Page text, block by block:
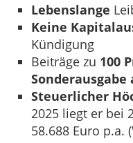
Lebenslange
Keine
Kündigung
Beiträge zu 100
Sonderausgabe
Steuerlicher
2025 liegt er bei
58.688 Euro p.a.